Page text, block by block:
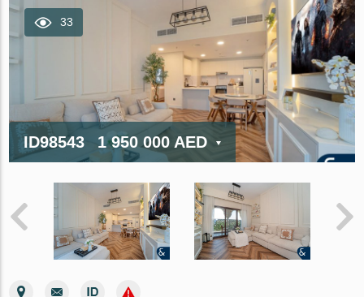
33
ID98543 1 950 000 AED